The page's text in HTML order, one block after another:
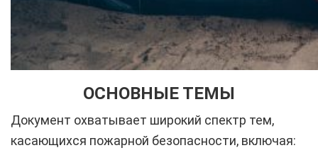
ОСНОВНЫЕ ТЕМЫ
Документ охватывает широкий спектр тем,
касающихся пожарной безопасности, включая: